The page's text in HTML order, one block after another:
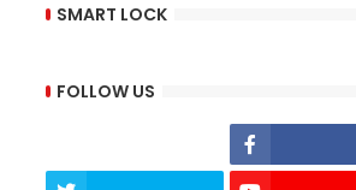
SMART LOCK
FOLLOW US